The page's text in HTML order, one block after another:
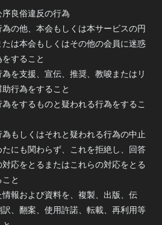
序良俗違反の行為
為の他、本会もしくは本サービスの円
は本会もしくはその他の会員に迷惑
すること
為を支援、宣伝、推奨、教唆またはリ
行為をすること
為をするものと疑われる行為をするこ
為もしくはそれと疑われる行為の中止
にも関わらず、これを拒絶し、回答
応をとるまたはこれらの対応をとる
と
情報および資料を、複製、出版、伝
、翻案、使用許諾、転載、再利用等